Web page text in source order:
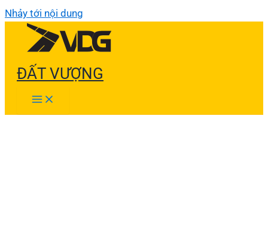
Nhảy tới nội dung
ĐẤT VƯỢNG